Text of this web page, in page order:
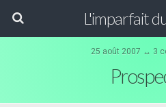
L'imparfait
25 août 2007 ↔ 3